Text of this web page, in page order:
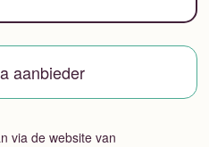
aanbieder
via de website van